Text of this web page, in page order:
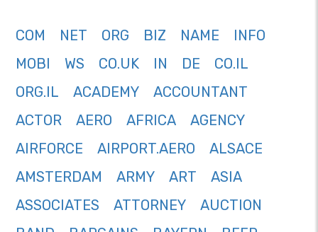
COM NET ORG BIZ NAME
INFO
MOBI
WS CO.UK IN DE
CO.IL
ORG.IL
ACADEMY
ACCOUNTANT
ACTOR
AERO AFRICA
AGENCY
AIRFORCE
AIRPORT.AERO
ALSACE
AMSTERDAM
ARMY ART
ASIA
ASSOCIATES
ATTORNEY
AUCTION